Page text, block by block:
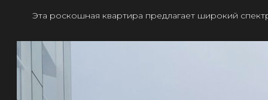
Эта роскошная квартира предлагает широкий